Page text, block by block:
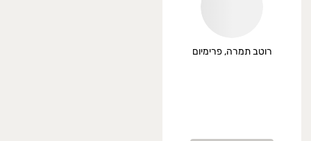
רוטב תמרה, פרימיום